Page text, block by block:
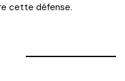
cette défense.